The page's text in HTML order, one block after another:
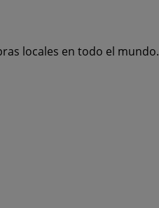
locales en todo el mundo.